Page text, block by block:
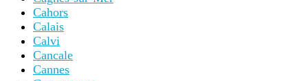
Cahors
Calais
Calvi
Cancale
Cannes